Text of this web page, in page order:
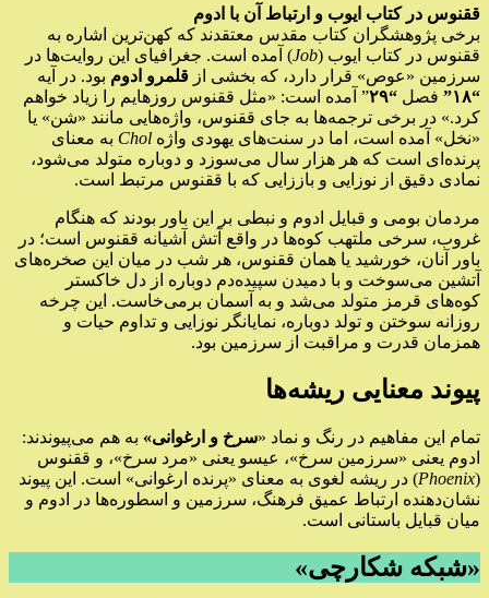
ققنوس در کتاب ایوب و ارتباط آن با ادوم
برخی پژوهشگران کتاب مقدس معتقدند که کهن‌ترین اشاره به
ققنوس در کتاب ایوب (Job) آمده است. جغرافیای این روایت‌ها در
سرزمین «عوص» قرار دارد، که بخشی از قلمرو ادوم بود. در آیه
“۱۸”
فصل “۲۹
” آمده است: «مثل ققنوس روزهایم را زیاد خواهم
کرد.» در برخی ترجمه‌ها به جای ققنوس، واژه‌هایی مانند «شن» یا
«نخل» آمده است، اما در سنت‌های یهودی واژه Chol به معنای
پرنده‌ای است که هر هزار سال می‌سوزد و دوباره متولد می‌شود،
نمادی دقیق از نوزایی و باززایی که با ققنوس مرتبط است.
مردمان بومی و قبایل ادوم و نبطی بر این باور بودند که هنگام
غروب، سرخی ملتهب کوه‌ها در واقع آتش آشیانه ققنوس است؛ در
باور آنان، خورشید یا همان ققنوس، هر شب در میان این صخره‌های
آتشین می‌سوخت و با دمیدن سپیده‌دم دوباره از دل خاکستر
کوه‌های قرمز متولد می‌شد و به آسمان برمی‌خاست. این چرخه
روزانه سوختن و تولد دوباره، نمایانگر نوزایی و تداوم حیات و
همزمان قدرت و مراقبت از سرزمین بود.
پیوند معنایی ریشه‌ها
تمام این مفاهیم در رنگ و نماد «سرخ و ارغوانی» به هم می‌پیوندند:
ادوم یعنی «سرزمین سرخ»، عیسو یعنی «مرد سرخ»، و ققنوس
(
Phoenix) در ریشه لغوی به معنای «پرنده ارغوانی» است. این پیوند
نشان‌دهنده ارتباط عمیق فرهنگ، سرزمین و اسطوره‌ها در ادوم و
میان قبایل باستانی است.
«شبکه شکارچی»